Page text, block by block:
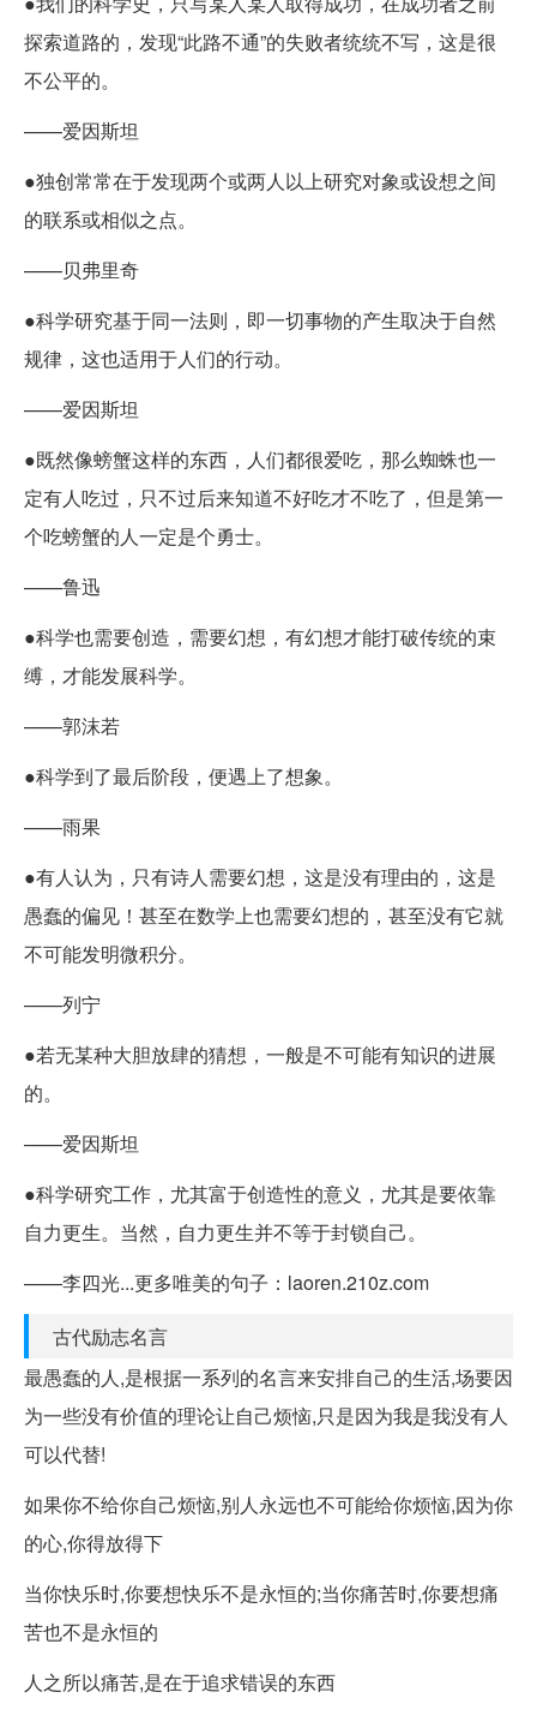
探索道路的，发现“此路不通”的失败者统统不写，这是很
不公平的。
——爱因斯坦
●独创常常在于发现两个或两人以上研究对象或设想之间
的联系或相似之点。
——贝弗里奇
●科学研究基于同一法则，即一切事物的产生取决于自然
规律，这也适用于人们的行动。
——爱因斯坦
●既然像螃蟹这样的东西，人们都很爱吃，那么蜘蛛也一
定有人吃过，只不过后来知道不好吃才不吃了，但是第一
个吃螃蟹的人一定是个勇士。
——鲁迅
●科学也需要创造，需要幻想，有幻想才能打破传统的束
缚，才能发展科学。
——郭沫若
●科学到了最后阶段，便遇上了想象。
——雨果
●有人认为，只有诗人需要幻想，这是没有理由的，这是
愚蠢的偏见！甚至在数学上也需要幻想的，甚至没有它就
不可能发明微积分。
——列宁
●若无某种大胆放肆的猜想，一般是不可能有知识的进展
的。
——爱因斯坦
●科学研究工作，尤其富于创造性的意义，尤其是要依靠
自力更生。当然，自力更生并不等于封锁自己。
——李四光...更多唯美的句子：laoren.210z.com
古代励志名言
最愚蠢的人,是根据一系列的名言来安排自己的生活,场要因
为一些没有价值的理论让自己烦恼,只是因为我是我没有人
可以代替!
如果你不给你自己烦恼,别人永远也不可能给你烦恼,因为你
的心,你得放得下
当你快乐时,你要想快乐不是永恒的;当你痛苦时,你要想痛
苦也不是永恒的
人之所以痛苦,是在于追求错误的东西